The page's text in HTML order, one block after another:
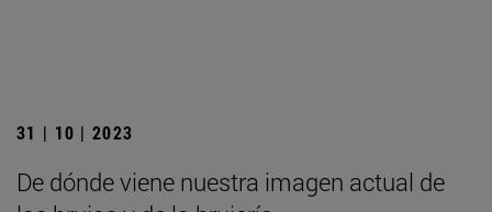
31 | 10 | 2023
De dónde viene nuestra imagen actual de